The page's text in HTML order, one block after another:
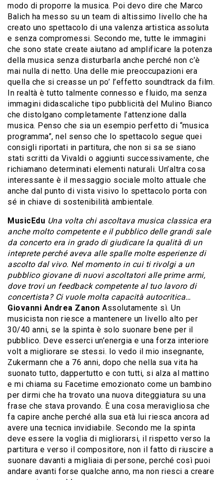
modo di proporre la musica. Poi devo dire che Marco
Balich ha messo su un team di altissimo livello che ha
creato uno spettacolo di una valenza artistica assoluta
e senza compromessi. Secondo me, tutte le immagini
che sono state create aiutano ad amplificare la potenza
della musica senza disturbarla anche perché non c’è
mai nulla di netto. Una delle mie preoccupazioni era
quella che si creasse un po’ l’effetto soundtrack da film.
In realtà è tutto talmente connesso e fluido, ma senza
immagini didascaliche tipo pubblicità del Mulino Bianco
che distolgano completamente l’attenzione dalla
musica. Penso che sia un esempio perfetto di “musica
programma”, nel senso che lo spettacolo segue quei
consigli riportati in partitura, che non si sa se siano
stati scritti da Vivaldi o aggiunti successivamente, che
richiamano determinati elementi naturali. Un’altra cosa
interessante è il messaggio sociale molto attuale che
anche dal punto di vista visivo lo spettacolo porta con
sé in chiave di sostenibilità ambientale.
MusicEdu Una volta chi ascoltava musica classica era
anche molto competente e il pubblico delle grandi sale
da concerto era in grado di giudicare la qualità di un
inteprete perché aveva alle spalle molte esperienze di
ascolto dal vivo. Nel momento in cui ti rivolgi a un
pubblico giovane di nuovi ascoltatori alle prime armi,
dove trovi un feedback competente al tuo lavoro di
concertista? Ci vuole molta capacità autocritica…
Giovanni Andrea Zanon Assolutamente sì. Un
musicista non riesce a mantenere un livello alto per
30/40 anni, se la spinta è solo suonare bene per il
pubblico. Deve esserci un’energia e una forza interiore
volt a migliorare se stessi. Io vedo il mio insegnante,
Zukermann che a 76 anni, dopo che nella sua vita ha
suonato tutto, dappertutto e con tutti, si alza al mattino
e mi chiama su Facetime emozionato come un bambino
per dirmi che ha trovato una nuova diteggiatura su una
frase che stava provando. È una cosa meravigliosa che
fa capire anche perché alla sua età lui riesca ancora ad
avere una tecnica invidiabile. Secondo me la spinta
deve essere la voglia di migliorarsi, il rispetto verso la
partitura e verso il compositore, non il fatto di riuscire a
suonare davanti a migliaia di persone, perché così puoi
andare avanti forse qualche anno, ma non riesci a creare